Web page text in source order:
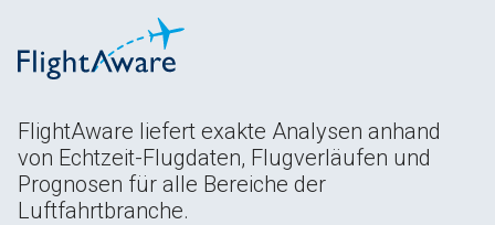
FlightAware liefert exakte Analysen anhand
von Echtzeit-Flugdaten, Flugverläufen und
Prognosen für alle Bereiche der
Luftfahrtbranche.